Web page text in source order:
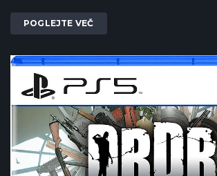
POGLEJTE VEČ